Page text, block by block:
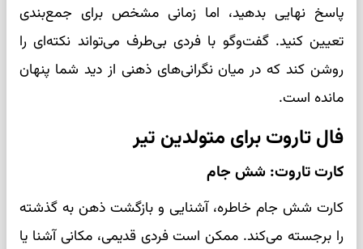
پاسخ نهایی بدهید، اما زمانی مشخص برای جمع‌بندی
تعیین کنید. گفت‌وگو با فردی بی‌طرف می‌تواند نکته‌ای را
روشن کند که در میان نگرانی‌های ذهنی از دید شما پنهان
مانده است.
فال تاروت برای متولدین تیر
کارت تاروت: شش جام
کارت شش جام خاطره، آشنایی و بازگشت ذهن به گذشته
را برجسته می‌کند. ممکن است فردی قدیمی، مکانی آشنا یا